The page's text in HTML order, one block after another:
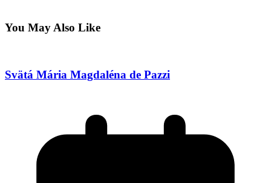
You May Also Like
Svätá Mária Magdaléna de Pazzi